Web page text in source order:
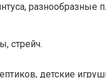
разнообразные
стрейч.
детские